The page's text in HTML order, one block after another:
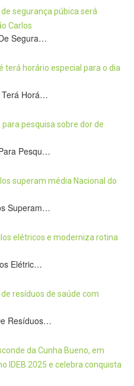
Segura…
Terá Horá…
Pesqu…
Superam…
Elétric…
Resíduos…